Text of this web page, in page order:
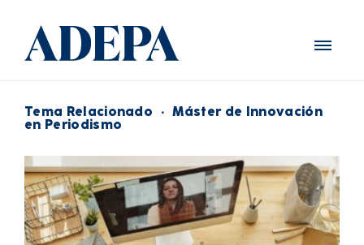
Tema Relacionado · Máster de Innovación
en Periodismo